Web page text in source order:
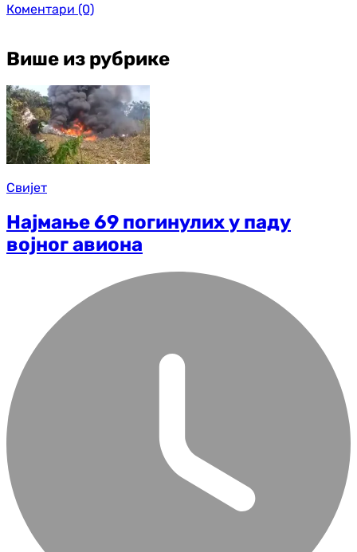
Коментари (0)
Више из рубрике
Свијет
Најмање 69 погинулих у паду
војног авиона